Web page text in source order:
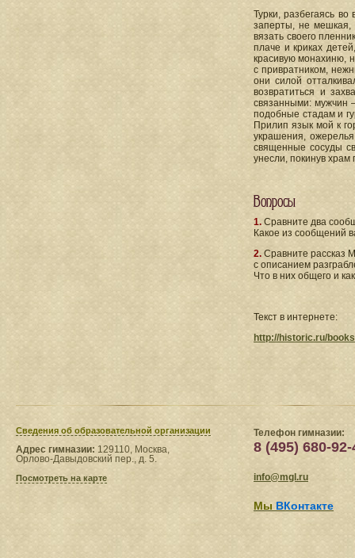
Турки, разбегаясь
заперты, не мешкая,
вязать своего
плаче и криках
красивую монахиню,
с привратником,
они силой
возвратиться и
связанными: мужчин
подобные стадам и
Прилип язык мой к
украшения,
священные сосуды
унесли, покинув
Вопросы
1. Сравните два
Какое из сообщений
2. Сравните рассказ
с описанием
Что в них общего и
Текст в интернете:
http://historic.ru/
Сведения​ об образовательной организации
Адрес гимназии: 129110, Москва,
Орлово-Давыдовский пер., д. 5.
Посмотреть на карте
Телефон гимназии:
8 (495) 680-92-
info@mgl.ru
Мы ВКонтакте